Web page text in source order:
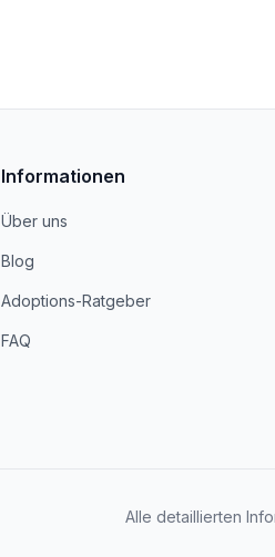
Informationen
Über uns
Blog
Adoptions-Ratgeber
FAQ
Alle detaillierten